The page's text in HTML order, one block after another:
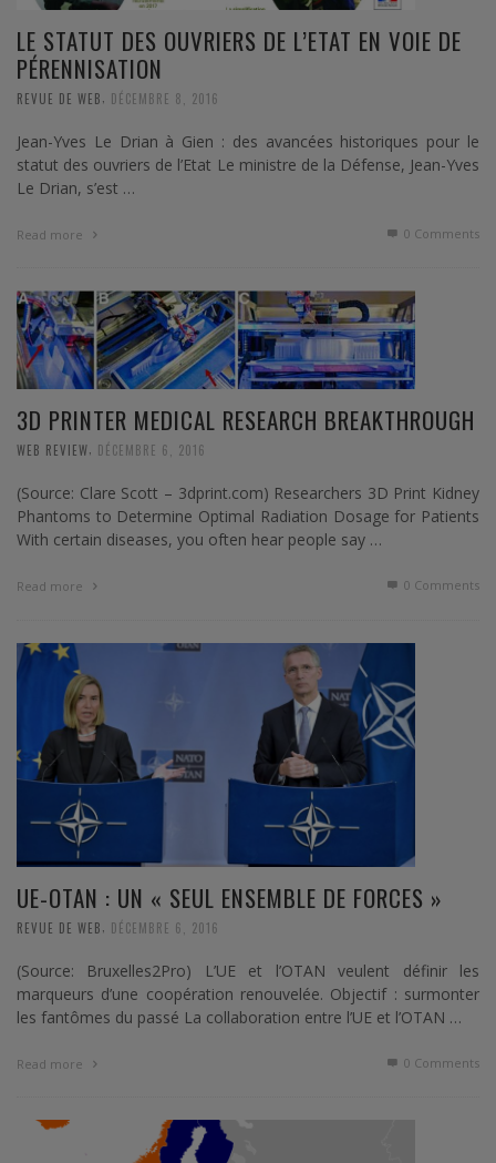
LE STATUT DES OUVRIERS DE L’ETAT EN VOIE DE
PÉRENNISATION
REVUE DE WEB DÉCEMBRE 8, 2016
Jean-Yves Le Drian à Gien : des avancées historiques pour le
statut des ouvriers de l’Etat Le ministre de la Défense, Jean-Yves
Le Drian, s’est …
Read more 0 Comments
3D PRINTER MEDICAL RESEARCH BREAKTHROUGH
WEB REVIEW, DÉCEMBRE 6, 2016
(Source: Clare Scott – 3dprint.com) Researchers 3D Print Kidney
Phantoms to Determine Optimal Radiation Dosage for Patients
With certain diseases, you often hear people say …
Read more 0 Comments
UE-OTAN : UN « SEUL ENSEMBLE DE FORCES »
REVUE DE WEB DÉCEMBRE 6, 2016
(Source: Bruxelles2Pro) L’UE et l’OTAN veulent définir les
marqueurs d’une coopération renouvelée. Objectif : surmonter
les fantômes du passé La collaboration entre l’UE et l’OTAN …
Read more 0 Comments